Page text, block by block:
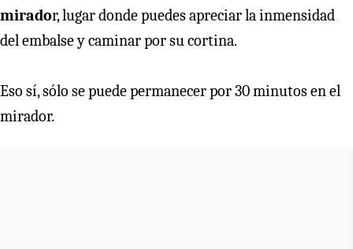
mirador, lugar donde puedes apreciar la inmensidad
del embalse y caminar por su cortina.
Eso sí, sólo se puede permanecer por 30 minutos en el
mirador.